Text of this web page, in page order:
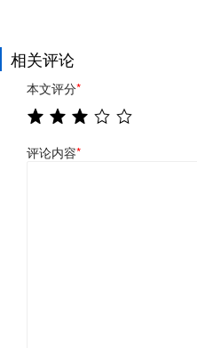
相关评论
本文评分*
评论内容*